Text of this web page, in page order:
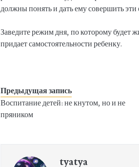
должны понять и дать ему совершить
Заведите режим дня, по которому будет
придает самостоятельности ребенку.
Предыдущая запись
Воспитание детей: не кнутом, но и не
пряником
tyatya